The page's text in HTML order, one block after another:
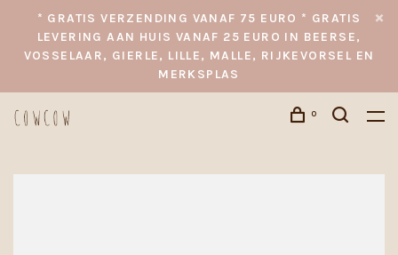
* GRATIS VERZENDING VANAF 75 EURO * GRATIS
LEVERING AAN HUIS VANAF 25 EURO IN BEERSE,
VOSSELAAR, GIERLE, LILLE, MALLE, RIJKEVORSEL EN
MERKSPLAS
0